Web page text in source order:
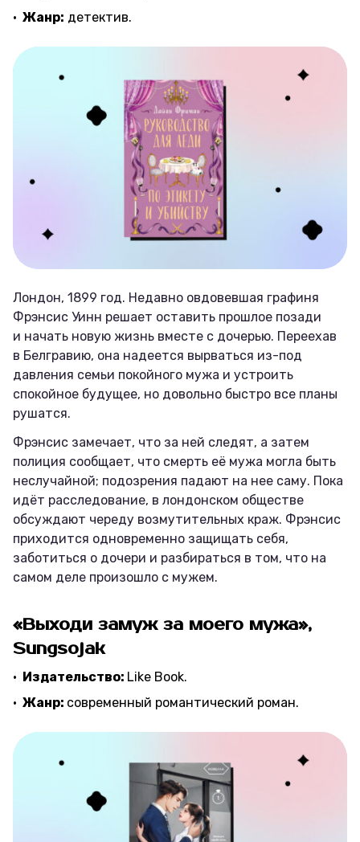
Жанр: детектив.
Лондон, 1899 год. Недавно овдовевшая графиня
Фрэнсис Уинн решает оставить прошлое позади
и начать новую жизнь вместе с дочерью. Переехав
в Белгравию, она надеется вырваться из-под
давления семьи покойного мужа и устроить
спокойное будущее, но довольно быстро все планы
рушатся.
Фрэнсис замечает, что за ней следят, а затем
полиция сообщает, что смерть её мужа могла быть
неслучайной; подозрения падают на нее саму. Пока
идёт расследование, в лондонском обществе
обсуждают череду возмутительных краж. Фрэнсис
приходится одновременно защищать себя,
заботиться о дочери и разбираться в том, что на
самом деле произошло с мужем.
«Выходи замуж за моего мужа»,
Sungsojak
Издательство: Like Book.
Жанр: современный романтический роман.